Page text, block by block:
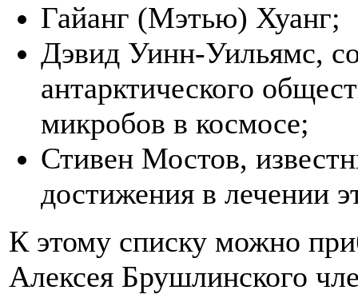
Гайанг (Мэтью) Хуанг;
Дэвид Уинн-Уильямс,
антарктического
микробов в космосе;
Стивен Мостов,
достижения в лечении
К этому списку можно
Алексея Брушлинского